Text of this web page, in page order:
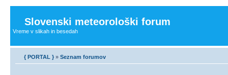
Slovenski meteorološki forum
Vreme v slikah in besedah
{ PORTAL } » Seznam forumov